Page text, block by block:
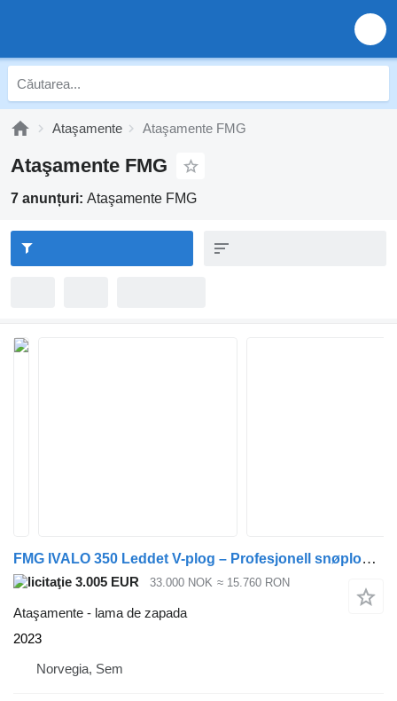
Ataşamente Ataşamente FMG
Ataşamente FMG
7 anunțuri: Ataşamente FMG
FMG IVALO 350 Leddet V-plog – Profesjonell snøplog for entreprenør o
3.005 EUR 33.000 NOK ≈ 15.760 RON
Ataşamente - lama de zapada
2023
Norvegia, Sem